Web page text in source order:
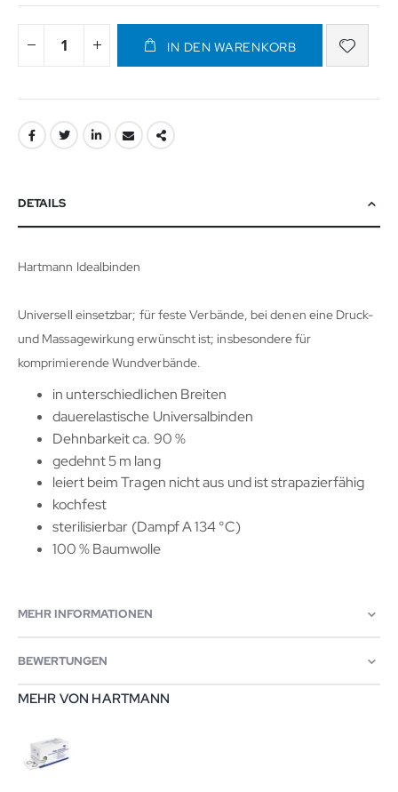
IN DEN WARENKORB
DETAILS
Hartmann Idealbinden
Universell einsetzbar; für feste Verbände, bei denen eine Druck-
und Massagewirkung erwünscht ist; insbesondere für
komprimierende Wundverbände.
in unterschiedlichen Breiten
dauerelastische Universalbinden
Dehnbarkeit ca. 90 %
gedehnt 5 m lang
leiert beim Tragen nicht aus und ist strapazierfähig
kochfest
sterilisierbar (Dampf A 134 °C)
100 % Baumwolle
MEHR INFORMATIONEN
BEWERTUNGEN
MEHR VON HARTMANN